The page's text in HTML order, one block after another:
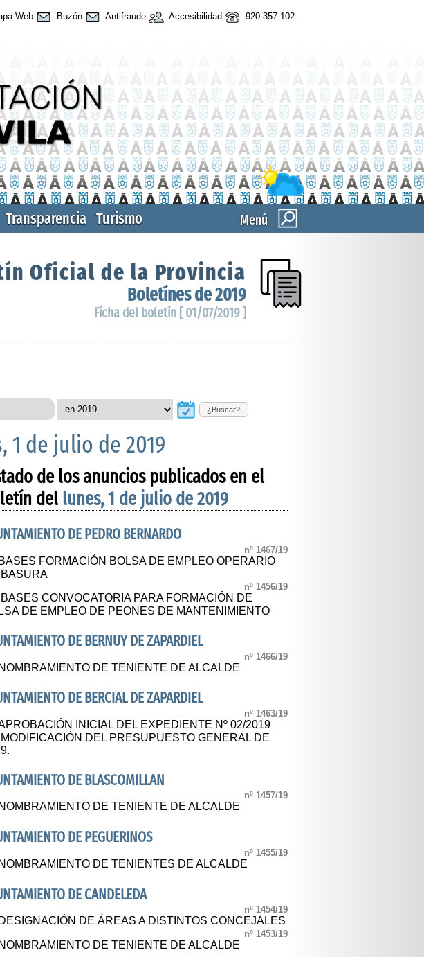
Web Buzón Antifraude Accesibilidad 920 357 102
Menú
Transparencia Turismo
Oficial de la Provincia
Boletínes de 2019
Ficha del boletín [ 01/07/2019 ]
¿Buscar?
1 de julio de 2019
de los anuncios publicados en el
del lunes, 1 de julio de 2019
DE PEDRO BERNARDO
nº 1467/19
BASES FORMACIÓN BOLSA DE EMPLEO OPERARIO
nº 1456/19
BASES CONVOCATORIA PARA FORMACIÓN DE
DE EMPLEO DE PEONES DE MANTENIMIENTO
DE BERNUY DE ZAPARDIEL
nº 1466/19
NOMBRAMIENTO DE TENIENTE DE ALCALDE
DE BERCIAL DE ZAPARDIEL
nº 1463/19
INICIAL DEL EXPEDIENTE Nº 02/2019
DEL PRESUPUESTO GENERAL DE
DE BLASCOMILLAN
nº 1457/19
NOMBRAMIENTO DE TENIENTE DE ALCALDE
DE PEGUERINOS
nº 1455/19
NOMBRAMIENTO DE TENIENTES DE ALCALDE
DE CANDELEDA
nº 1454/19
DESIGNACIÓN DE ÁREAS A DISTINTOS CONCEJALES
nº 1453/19
NOMBRAMIENTO DE TENIENTE DE ALCALDE